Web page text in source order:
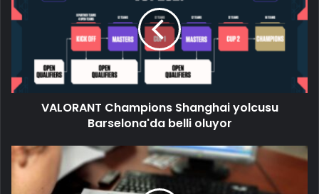
VALORANT Champions Shanghai yolcusu
Barselona'da belli oluyor